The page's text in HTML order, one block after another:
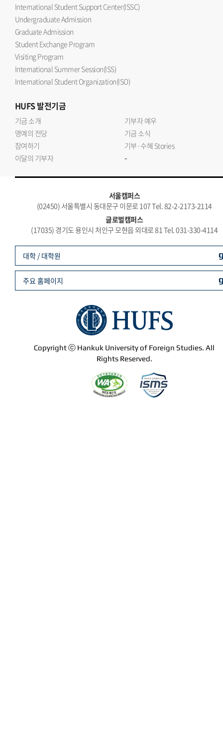
International Student Support Center(ISSC)
Undergraduate Admission
Graduate Admission
Student Exchange Program
Visiting Program
International Summer Session(ISS)
International Student Organization(ISO)
HUFS발전기금
기금 소개
기부자 예우
명예의 전당
기금 소식
참여하기
기부·수혜 Stories
이달의 기부자
-
서울캠퍼스
(02450) 서울특별시 동대문구 이문로 107 Tel. 82-2-2173-2114
글로벌캠퍼스
(17035) 경기도 용인시 처인구 모현읍 외대로 81 Tel. 031-330-4114
Copyright ⓒ Hankuk University of Foreign Studies. All
Rights Reserved.
대학 / 대학원
주요 홈페이지